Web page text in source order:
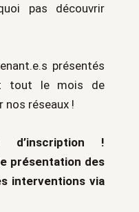
pas découvrir
présentés
tout le mois de
nos réseaux !
d’inscription !
présentation des
interventions via